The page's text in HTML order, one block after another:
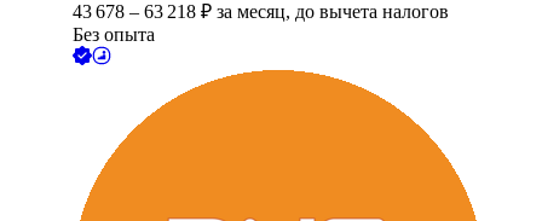
43 678 – 63 218 ₽ за месяц, до вычета налогов
Без опыта